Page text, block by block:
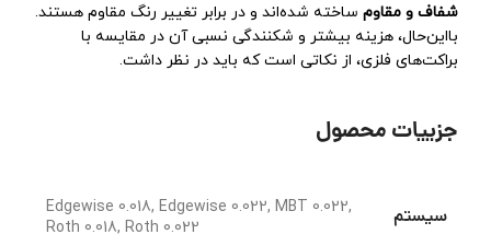
شفاف و مقاوم ساخته شده‌اند و در برابر تغییر رنگ مقاوم هستند.
بااین‌حال، هزینه بیشتر و شکنندگی نسبی آن در مقایسه با
براکت‌های فلزی، از نکاتی است که باید در نظر داشت.
جزییات محصول
سیستم Edgewise 0.018, Edgewise 0.022, MBT 0.022,
Roth 0.018, Roth 0.022